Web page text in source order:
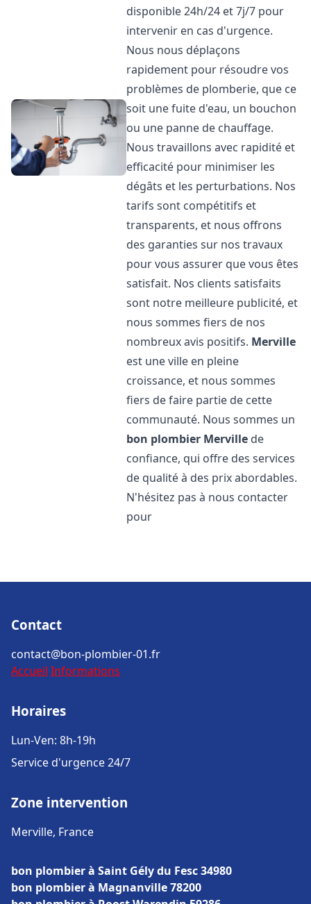
disponible 24h/24 et 7j/7 pour
intervenir en cas d'urgence.
Nous nous déplaçons
rapidement pour résoudre vos
problèmes de plomberie, que ce
soit une fuite d'eau, un bouchon
ou une panne de chauffage.
Nous travaillons avec rapidité et
efficacité pour minimiser les
dégâts et les perturbations. Nos
tarifs sont compétitifs et
transparents, et nous offrons
des garanties sur nos travaux
pour vous assurer que vous êtes
satisfait. Nos clients satisfaits
sont notre meilleure publicité, et
nous sommes fiers de nos
nombreux avis positifs. Merville
est une ville en pleine
croissance, et nous sommes
fiers de faire partie de cette
communauté. Nous sommes un
bon plombier Merville de
confiance, qui offre des services
de qualité à des prix abordables.
N'hésitez pas à nous contacter
pour
Contact
contact@bon-plombier-01.fr
Accueil Informations
Horaires
Lun-Ven: 8h-19h
Service d'urgence 24/7
Zone intervention
Merville, France
bon plombier à Saint Gély du Fesc 34980
bon plombier à Magnanville 78200